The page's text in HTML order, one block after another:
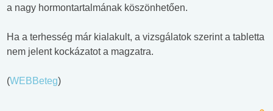
a nagy hormontartalmának köszönhetően.
Ha a terhesség már kialakult, a vizsgálatok szerint a tabletta
nem jelent kockázatot a magzatra.
(WEBBeteg)